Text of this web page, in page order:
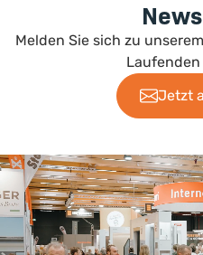
Melden Sie sich zu
Jetzt